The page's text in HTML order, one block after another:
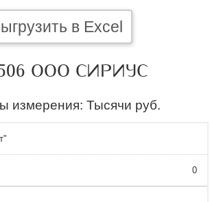
в Excel
ООО СИРИУС
измерения: Тысячи руб.
0